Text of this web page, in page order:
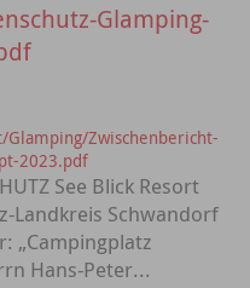
Glamping-
Zwischenbericht-
2023.pdf
See Blick Resort
Landkreis Schwandorf
„Campingplatz
Hans-Peter...